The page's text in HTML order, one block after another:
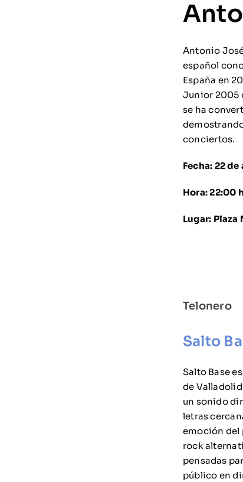
Antonio
español
España en
Junior 2005
se ha
conciertos.
Fecha: 22
Hora: 22:00
Lugar: Plaza
Telonero
Salto
Salto Base
de
un sonido
letras
emoción del
rock
pensadas
público en